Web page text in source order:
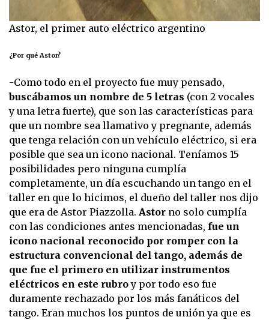
Astor, el primer auto eléctrico argentino
¿Por qué Astor?
-Como todo en el proyecto fue muy pensado,
buscábamos un nombre de 5 letras (con 2 vocales
y una letra fuerte), que son las características para
que un nombre sea llamativo y pregnante, además
que tenga relación con un vehículo eléctrico, si era
posible que sea un icono nacional. Teníamos 15
posibilidades pero ninguna cumplía
completamente, un día escuchando un tango en el
taller en que lo hicimos, el dueño del taller nos dijo
que era de Astor Piazzolla. Astor no solo cumplía
con las condiciones antes mencionadas, fue un
icono nacional reconocido por romper con la
estructura convencional del tango, además de
que fue el primero en utilizar instrumentos
eléctricos en este rubroy por todo eso fue
duramente rechazado por los más fanáticos del
tango. Eran muchos los puntos de unión ya que es